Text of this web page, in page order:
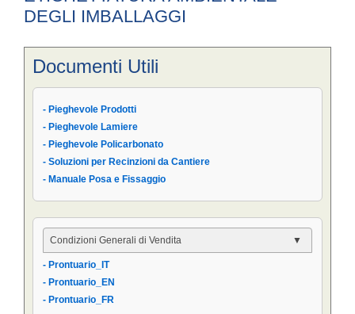
DEGLI IMBALLAGGI
Documenti Utili
- Pieghevole Prodotti
- Pieghevole Lamiere
- Pieghevole Policarbonato
- Soluzioni per Recinzioni da Cantiere
- Manuale Posa e Fissaggio
Condizioni Generali di Vendita
- Condizioni Generali
- Condizioni di Vendita AIPPEG
- Prontuario_IT
- Prontuario_IT
- Prontuario_EN
- Prontuario_FR